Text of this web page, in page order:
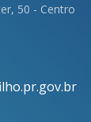
50 - Centro